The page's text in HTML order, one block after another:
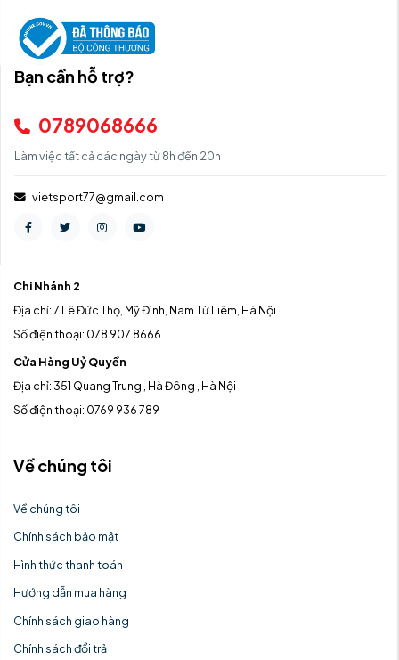
Bạn cần hỗ trợ?
0789068666
Làm việc tất cả các ngày từ 8h đến 20h
vietsport77@gmail.com
Chi Nhánh 2
Địa chỉ: 7 Lê Đức Thọ, Mỹ Đình, Nam Từ Liêm, Hà Nội
Số điện thoại: 078 907 8666
Cửa Hàng Uỷ Quyền
Địa chỉ: 351 Quang Trung , Hà Đông , Hà Nội
Số điện thoại: 0769 936 789
Về chúng tôi
Về chúng tôi
Chính sách bảo mật
Hình thức thanh toán
Hướng dẫn mua hàng
Chính sách giao hàng
Chính sách đổi trả